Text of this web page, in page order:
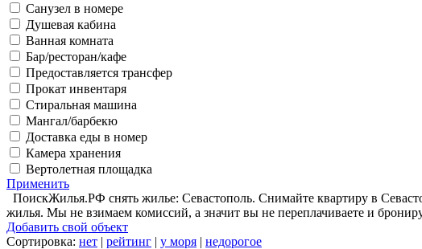
Санузел в номере
Душевая кабина
Ванная комната
Бар/ресторан/кафе
Предоставляется трансфер
Прокат инвентаря
Стиральная машина
Мангал/барбекю
Доставка еды в номер
Камера хранения
Вертолетная площадка
Применить
ПоискЖилья.РФ снять жилье: Севастополь. Снимайте квартиру в
жилья. Мы не взимаем комиссий, а значит вы не переплачиваете и
Добавить свой объект
Сортировка: нет | рейтинг | у моря | недорогое